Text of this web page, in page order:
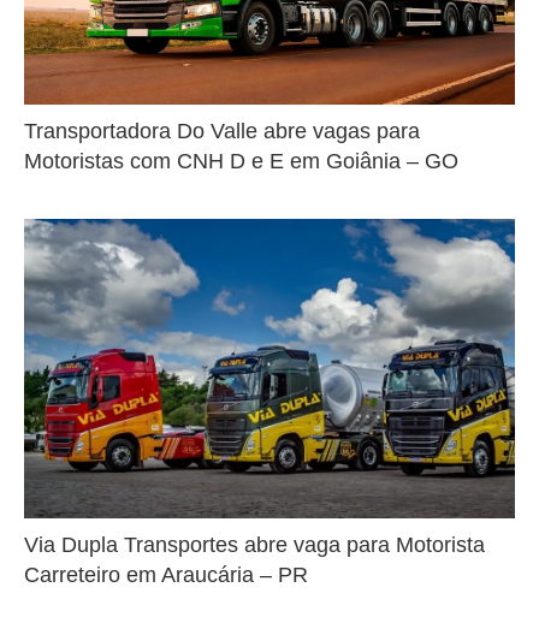
Transportadora Do Valle abre vagas para
Motoristas com CNH D e E em Goiânia – GO
Via Dupla Transportes abre vaga para Motorista
Carreteiro em Araucária – PR